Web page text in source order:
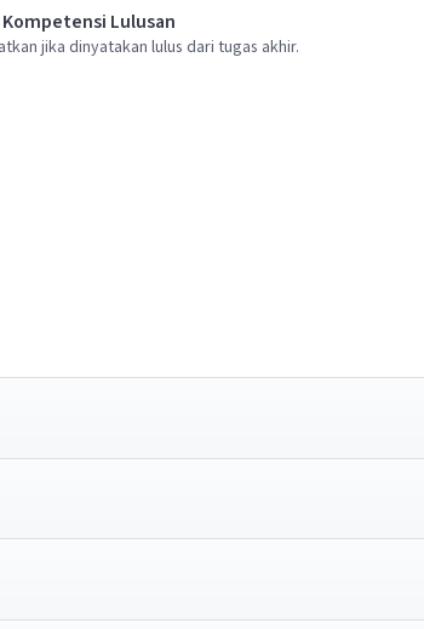
Lulusan
jika dinyatakan lulus dari tugas akhir.